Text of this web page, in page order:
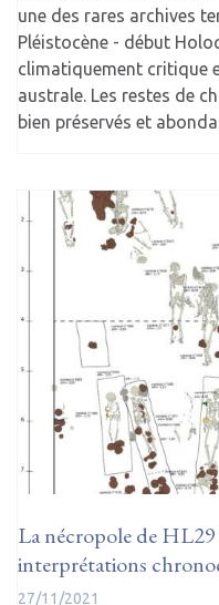
une des rares archives
Pléistocène - début
climatiquement critique
australe. Les restes de
bien préservés et
La nécropole de
interprétations
27/11/2021